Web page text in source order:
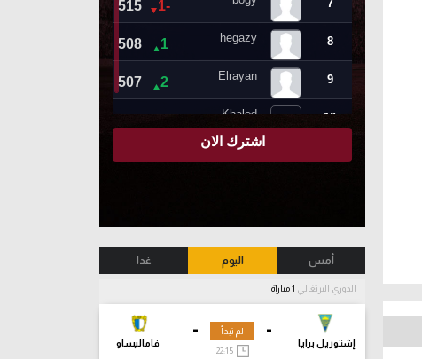
أمس اليوم غدا
الدوري البرتغالي
-
إشتوريل برايا
-
فاماليساو
لم تبدأ
22:15